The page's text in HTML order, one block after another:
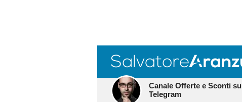
Canale Offerte e Sconti su
Telegram